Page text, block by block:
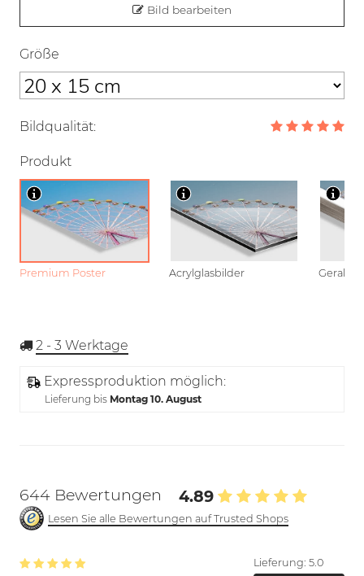
Bild bearbeiten
Größe
Bildqualität:
Produkt
Premium Poster Acrylglasbilder
2 - 3 Werktage
Expressproduktion möglich:
Lieferung bis Montag 10. August
644 Bewertungen 4.89
Lesen Sie alle Bewertungen auf Trusted Shops
Lieferung: 5.0